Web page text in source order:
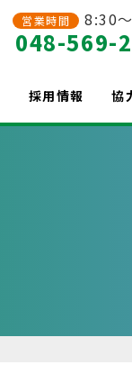
営業時間 8:30
048-569-
採用情報 協